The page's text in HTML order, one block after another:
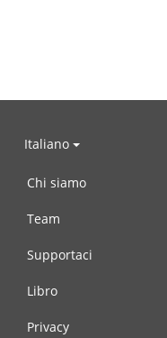
Italiano
Chi siamo
Team
Supportaci
Libro
Privacy